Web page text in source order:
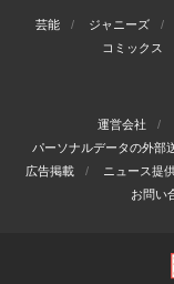
芸能 ジャニーズ
コミックス
運営会社
パーソナルデータの外部
広告掲載
ニュース提
お問い